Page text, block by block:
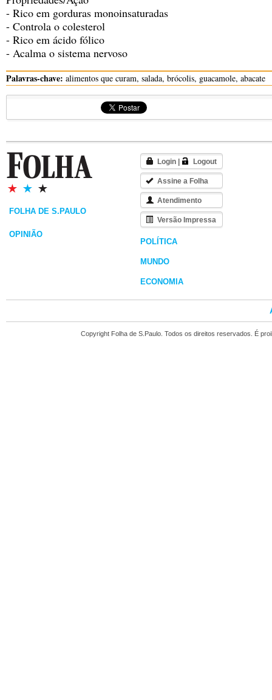
- Rico em gorduras monoinsaturadas
- Controla o colesterol
- Rico em ácido fólico
- Acalma o sistema nervoso
Palavras-chave: alimentos que curam, salada, brócolis, guacamole, abacate
FOLHA DE S.PAULO
OPINIÃO
Login Logout
Assine a Folha
Atendimento
Versão Impressa
POLÍTICA
MUNDO
ECONOMIA
Copyright Folha de S.Paulo. Todos os direitos reservados. É